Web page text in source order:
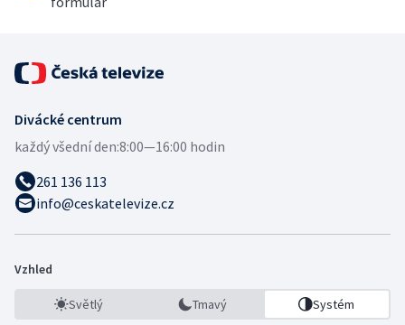
Divácké centrum
každý všední den:8:00—16:00 hodin
261 136 113
info@ceskatelevize.cz
Vzhled
Světlý Tmavý Systém